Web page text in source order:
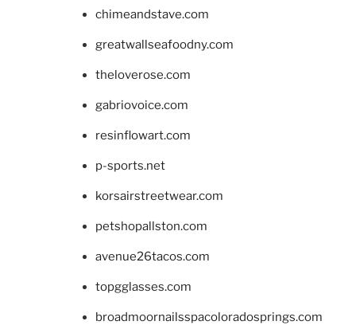
chimeandstave.com
greatwallseafoodny.com
theloverose.com
gabriovoice.com
resinflowart.com
p-sports.net
korsairstreetwear.com
petshopallston.com
avenue26tacos.com
topgglasses.com
broadmoornailsspacoloradosprings.com